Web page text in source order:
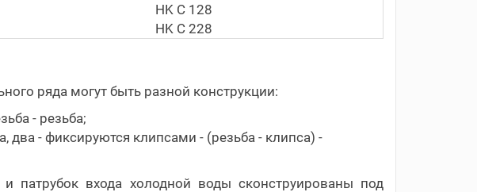
HK C 128
HK C 228
ряда могут быть разной конструкции:
- резьба;
два - фиксируются клипсами - (резьба - клипса) -
патрубок входа холодной воды сконструированы под